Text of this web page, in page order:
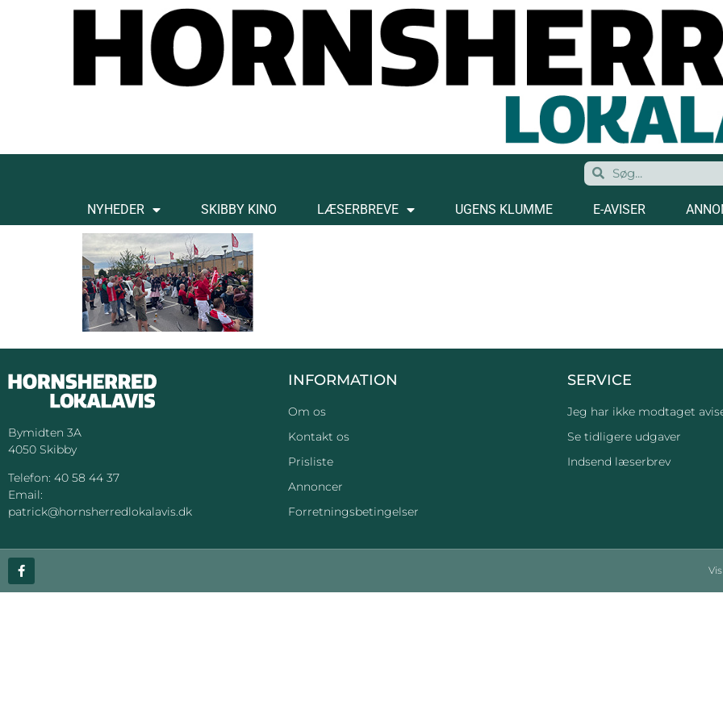
NYHEDER SKIBBY KINO LÆSERBREVE UGENS KLUMME E-AVISER
Bymidten 3A
4050 Skibby
Telefon: 40 58 44 37
Email:
patrick@hornsherredlokalavis.dk
INFORMATION
Om os
Kontakt os
Prisliste
Annoncer
Forretningsbetingelser
SERVICE
Jeg har ikke modtaget
Se tidligere udgaver
Indsend læserbrev